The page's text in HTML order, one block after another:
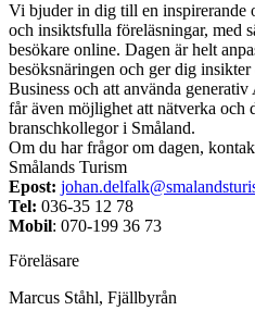
Vi bjuder in dig till en inspirerande
och insiktsfulla föreläsningar, med
besökare online. Dagen är helt
besöksnäringen och ger dig
Business och att använda
får även möjlighet att nätverka och
branschkollegor i Småland.
Om du har frågor om dagen,
Smålands Turism
Epost:
Tel: 036-35 12 78
Mobil: 070-199 36 73
Föreläsare
Marcus Ståhl, Fjällbyrån